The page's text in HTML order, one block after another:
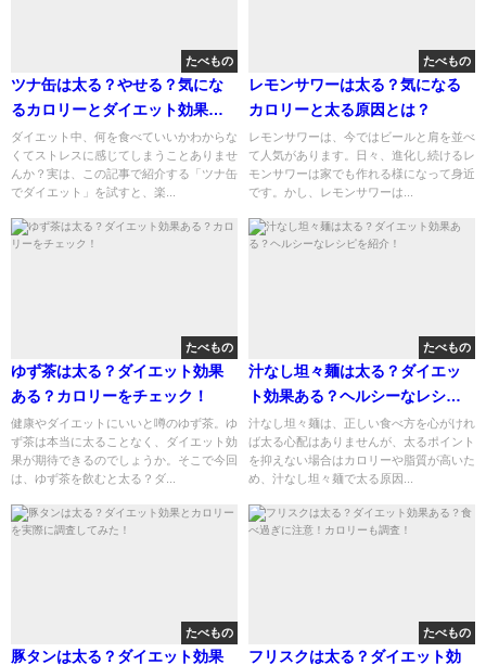
たべもの
ツナ缶は太る？やせる？気にな
るカロリーとダイエット効果と
は？
ダイエット中、何を食べていいかわからな
くてストレスに感じてしまうことありませ
んか？実は、この記事で紹介する「ツナ缶
でダイエット」を試すと、楽...
たべもの
レモンサワーは太る？気になる
カロリーと太る原因とは？
レモンサワーは、今ではビールと肩を並べ
て人気があります。日々、進化し続けるレ
モンサワーは家でも作れる様になって身近
です。かし、レモンサワーは...
たべもの
ゆず茶は太る？ダイエット効果
ある？カロリーをチェック！
健康やダイエットにいいと噂のゆず茶。ゆ
ず茶は本当に太ることなく、ダイエット効
果が期待できるのでしょうか。そこで今回
は、ゆず茶を飲むと太る？ダ...
たべもの
汁なし坦々麺は太る？ダイエッ
ト効果ある？ヘルシーなレシピ
を紹介！
汁なし坦々麺は、正しい食べ方を心がけれ
ば太る心配はありませんが、太るポイント
を抑えない場合はカロリーや脂質が高いた
め、汁なし坦々麺で太る原因...
たべもの
豚タンは太る？ダイエット効果
たべもの
フリスクは太る？ダイエット効